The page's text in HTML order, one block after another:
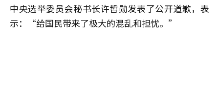
中央选举委员会秘书长许哲勋发表了公开道歉，表
示：“给国民带来了极大的混乱和担忧。”